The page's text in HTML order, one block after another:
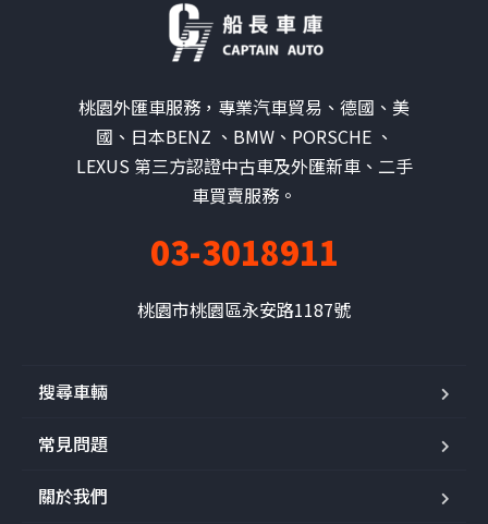
桃園外匯車服務，專業汽車貿易、德國、美
國、日本BENZ 、BMW、PORSCHE 、
LEXUS 第三方認證中古車及外匯新車、二手
車買賣服務。
03-3018911
桃園市桃園區永安路1187號
搜尋車輛
常見問題
關於我們